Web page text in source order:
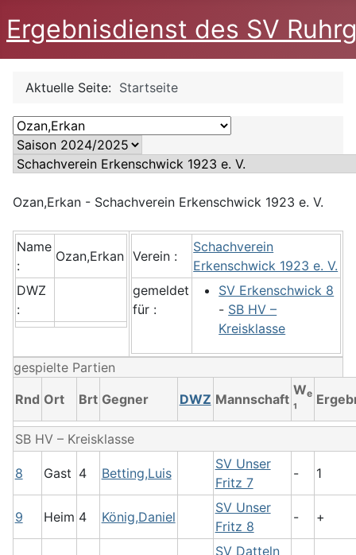
Ergebnisdienst des SV
Aktuelle Seite: Startseite
Ozan,Erkan - Schachverein Erkenschwick 1923 e. V.
Name
:
Ozan,Erkan
DWZ
:
Verein :
Schachverein
Erkenschwick 1923 e. V.
gemeldet
für :
SV Erkenschwick 8
- SB HV –
Kreisklasse
gespielte Partien
Rnd Ort Brt Gegner DWZ Mannschaft
We
¹
SB HV – Kreisklasse
8 Gast 4 Betting,Luis
SV Unser
Fritz 7
- 1
9 Heim 4 König,Daniel
SV Unser
Fritz 8
- +
SV Datteln